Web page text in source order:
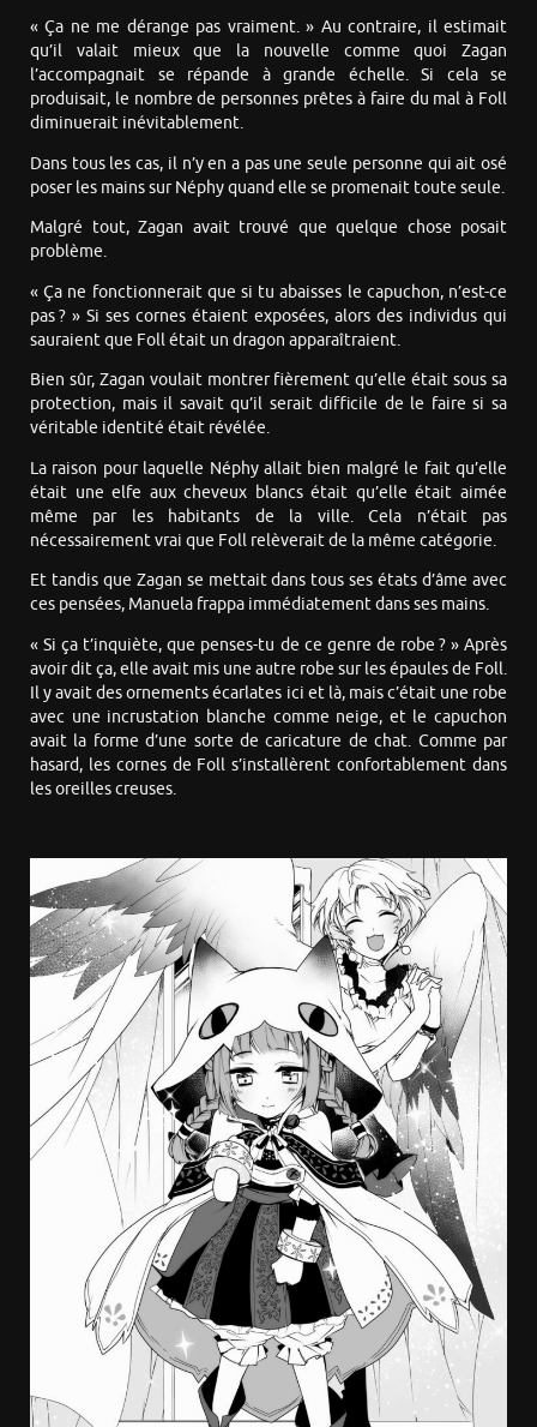
« Ça ne me dérange pas vraiment. » Au contraire, il estimait
qu’il valait mieux que la nouvelle comme quoi Zagan
l’accompagnait se répande à grande échelle. Si cela se
produisait, le nombre de personnes prêtes à faire du mal à Foll
diminuerait inévitablement.
Dans tous les cas, il n’y en a pas une seule personne qui ait osé
poser les mains sur Néphy quand elle se promenait toute seule.
Malgré tout, Zagan avait trouvé que quelque chose posait
problème.
« Ça ne fonctionnerait que si tu abaisses le capuchon, n’est-ce
pas ? » Si ses cornes étaient exposées, alors des individus qui
sauraient que Foll était un dragon apparaîtraient.
Bien sûr, Zagan voulait montrer fièrement qu’elle était sous sa
protection, mais il savait qu’il serait difficile de le faire si sa
véritable identité était révélée.
La raison pour laquelle Néphy allait bien malgré le fait qu’elle
était une elfe aux cheveux blancs était qu’elle était aimée
même par les habitants de la ville. Cela n’était pas
nécessairement vrai que Foll relèverait de la même catégorie.
Et tandis que Zagan se mettait dans tous ses états d’âme avec
ces pensées, Manuela frappa immédiatement dans ses mains.
« Si ça t’inquiète, que penses-tu de ce genre de robe ? » Après
avoir dit ça, elle avait mis une autre robe sur les épaules de Foll.
Il y avait des ornements écarlates ici et là, mais c’était une robe
avec une incrustation blanche comme neige, et le capuchon
avait la forme d’une sorte de caricature de chat. Comme par
hasard, les cornes de Foll s’installèrent confortablement dans
les oreilles creuses.